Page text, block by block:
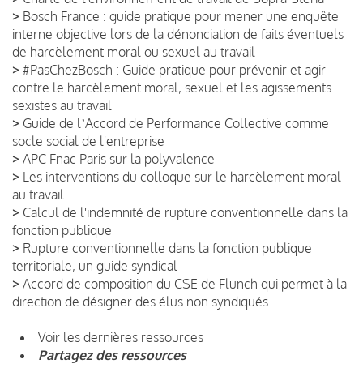
> Bosch France : guide pratique pour mener une enquête
interne objective lors de la dénonciation de faits éventuels
de harcèlement moral ou sexuel au travail
> #PasChezBosch : Guide pratique pour prévenir et agir
contre le harcèlement moral, sexuel et les agissements
sexistes au travail
> Guide de lʼAccord de Performance Collective comme
socle social de l'entreprise
> APC Fnac Paris sur la polyvalence
> Les interventions du colloque sur le harcèlement moral
au travail
> Calcul de l'indemnité de rupture conventionnelle dans la
fonction publique
> Rupture conventionnelle dans la fonction publique
territoriale, un guide syndical
> Accord de composition du CSE de Flunch qui permet à la
direction de désigner des élus non syndiqués
Voir les dernières ressources
Partagez des ressources